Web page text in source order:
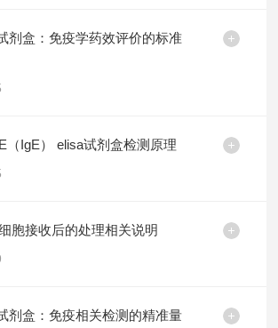
剂盒：免疫学药效评价的标准
（IgE） elisa试剂盒检测原理
胞接收后的处理相关说明
剂盒：免疫相关检测的精准量